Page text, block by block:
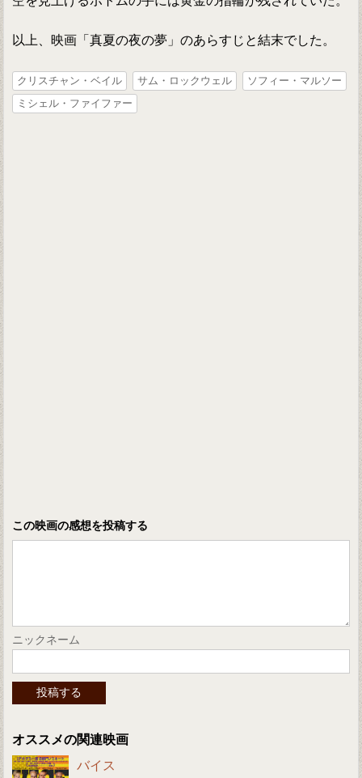
以上、映画「真夏の夜の夢」のあらすじと結末でした。
クリスチャン・ベイル サム・ロックウェル
ソフィー・マルソー
ミシェル・ファイファー
この映画の感想を投稿する
ニックネーム
オススメの関連映画
バイス